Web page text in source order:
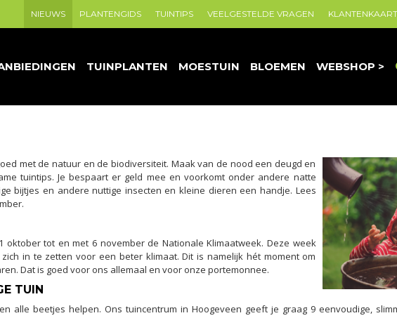
TUINPLANTEN MOESTUIN BLOEMEN WEBSHOP >
NIEUWS PLANTENGIDS TUINTIPS VEELGESTELDE VRAGEN KLANTENKAART
met de natuur en de biodiversiteit. Maak van de nood een deugd en
tuintips. Je bespaart er geld mee en voorkomt onder andere natte
bijtjes en andere nuttige insecten en kleine dieren een handje. Lees
tot en met 6 november de Nationale Klimaatweek. Deze week
in te zetten voor een beter klimaat. Dit is namelijk hét moment om
Dat is goed voor ons allemaal en voor onze portemonnee.
TUIN
alle beetjes helpen. Ons tuincentrum in Hoogeveen geeft je graag 9 eenvoudige,